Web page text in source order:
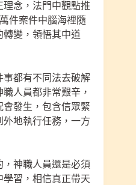
念，法門中觀點推
件案件中腦海裡隨
轉變，領悟其中道
事都有不同法去破解
人員都非常艱辛，
發生，包含信眾緊
地執行任務，一方
神職人員還是必須
習，相信真正帶天